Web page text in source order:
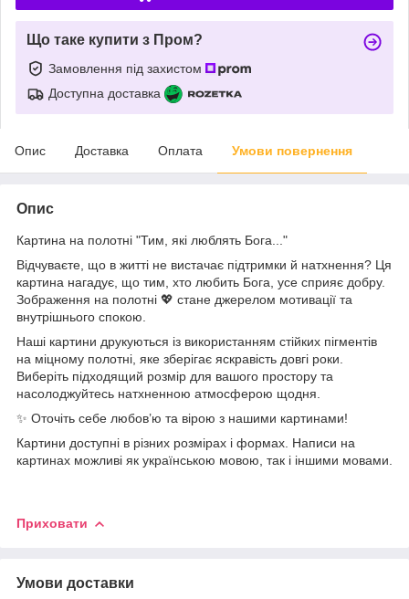
Що таке купити з Пром?
Замовлення під захистом
Доступна доставка
Опис Доставка Оплата Умови повернення
Опис
Картина на полотні "Тим, які люблять Бога..."
Відчуваєте, що в житті не вистачає підтримки й натхнення? Ця
картина нагадує, що тим, хто любить Бога, усе сприяє добру.
Зображення на полотні 💖 стане джерелом мотивації та
внутрішнього спокою.
Наші картини друкуються із використанням стійких пігментів
на міцному полотні, яке зберігає яскравість довгі роки.
Виберіть підходящий розмір для вашого простору та
насолоджуйтесь натхненною атмосферою щодня.
✨ Оточіть себе любов’ю та вірою з нашими картинами!
Картини доступні в різних розмірах і формах. Написи на
картинах можливі як українською мовою, так і іншими мовами.
Приховати
Умови доставки